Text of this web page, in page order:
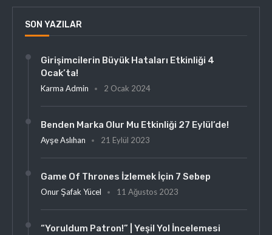
SON YAZILAR
Girişimcilerin Büyük Hataları Etkinliği 4
Ocak’ta!
Karma Admin 2 Ocak 2024
Benden Marka Olur Mu Etkinliği 27 Eylül’de!
Ayşe Aslıhan 21 Eylül 2023
Game Of Thrones İzlemek İçin 7 Sebep
Onur Şafak Yücel 11 Ağustos 2023
“Yoruldum Patron!” | Yeşil Yol İncelemesi